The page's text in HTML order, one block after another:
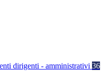
dirigenti - amministrativi 36